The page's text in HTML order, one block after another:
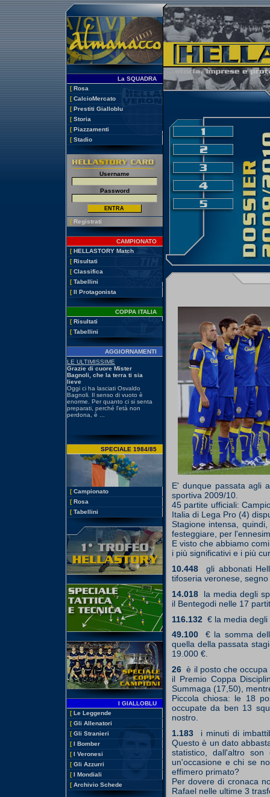
La SQUADRA
[ Rosa
[ CalcioMercato
[ Prestiti Gialloblu
[ Storia
[ Piazzamenti
[ Stadio
Username
Password
[ Registrati
CAMPIONATO
[ HELLASTORY Match
[ Risultati
[ Classifica
[ Tabellini
[ Il Protagonista
COPPA ITALIA
[ Risultati
[ Tabellini
AGGIORNAMENTI
SPECIALE 1984/85
[ Campionato
[ Rosa
[ Tabellini
I GIALLOBLU
[ Le Leggende
[ Gli Allenatori
[ Gli Stranieri
[ I Bomber
[ I Veronesi
[ Gli Azzurri
[ I Mondiali
[ Archivio Schede
E' dunque passata agli
sportiva 2009/10.
45 partite ufficiali:
Italia di Lega Pro (4)
Stagione intensa,
festeggiare, per
E visto che abbiamo
i più significativi e i più
10.448 gli abbonati
tifoseria veronese,
14.018 la media degli
il Bentegodi nelle 17
116.132 € la media
49.100€ la somma
quella della passata
19.000 €.
26 è il posto che
il Premio Coppa
Summaga (17,50),
Piccola chiosa: le 18
occupate da ben 13
nostro.
1.183 i minuti di
Questo è un dato
statistico, dall'altro
un'occasione e chi se
effimero primato?
Per dovere di cronaca
Rafael nelle ultime 3